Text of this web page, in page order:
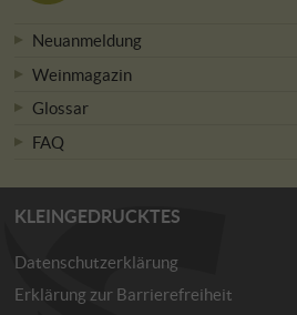
Neuanmeldung
Weinmagazin
Glossar
FAQ
KLEINGEDRUCKTES
Datenschutzerklärung
Erklärung zur Barrierefreiheit